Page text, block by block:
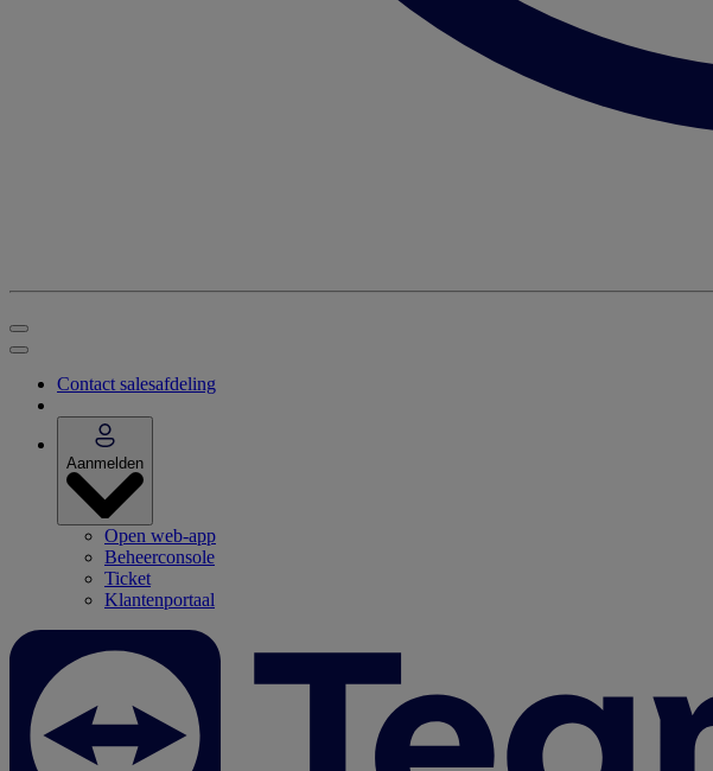
Contact salesafdeling
Aanmelden
Open web-app
Beheerconsole
Ticket
Klantenportaal